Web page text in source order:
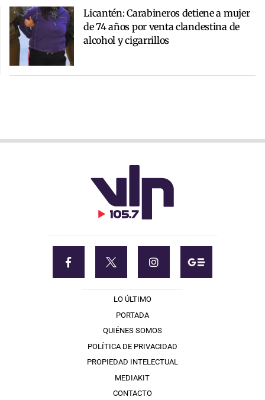
Licantén: Carabineros detiene a mujer
de 74 años por venta clandestina de
alcohol y cigarrillos
LO ÚLTIMO
PORTADA
QUIÉNES SOMOS
POLÍTICA DE PRIVACIDAD
PROPIEDAD INTELECTUAL
MEDIAKIT
CONTACTO